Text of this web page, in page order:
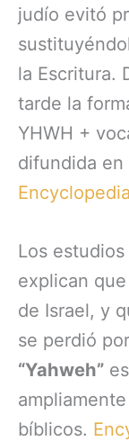
judío evitó
la Escritura.
tarde la
YHWH +
difundida en
Encyclopedia
Los
explican que
de Israel, y
se perdió
“Yahweh”
bíblicos.